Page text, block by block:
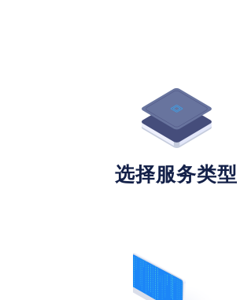
选择服务类型